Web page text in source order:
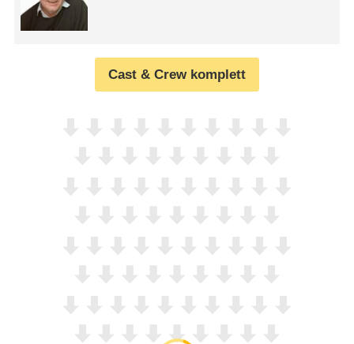
Cast & Crew komplett